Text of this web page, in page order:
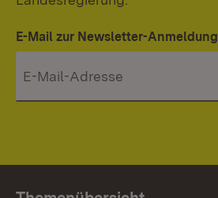
E-Mail zur Newsletter-Anmeldung